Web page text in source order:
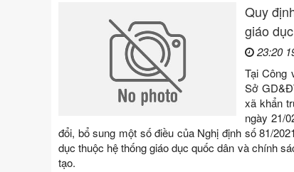
Quy
giáo
23:20
Tại Công
Sở
xã khẩn
ngày 21/
đổi, bổ sung một số điều của Nghị định số 81/
dục thuộc hệ thống giáo dục quốc dân và chính
tạo.